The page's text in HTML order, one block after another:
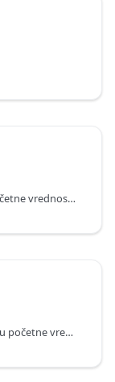
Generiše listu date vrednosti na osnovu početne vrednosti, broja i inkrementalne vrednosti trajanja.
Generiše listu vrednosti datetime na osnovu početne vrednosti, broja i inkrementalne vrednosti trajanja.